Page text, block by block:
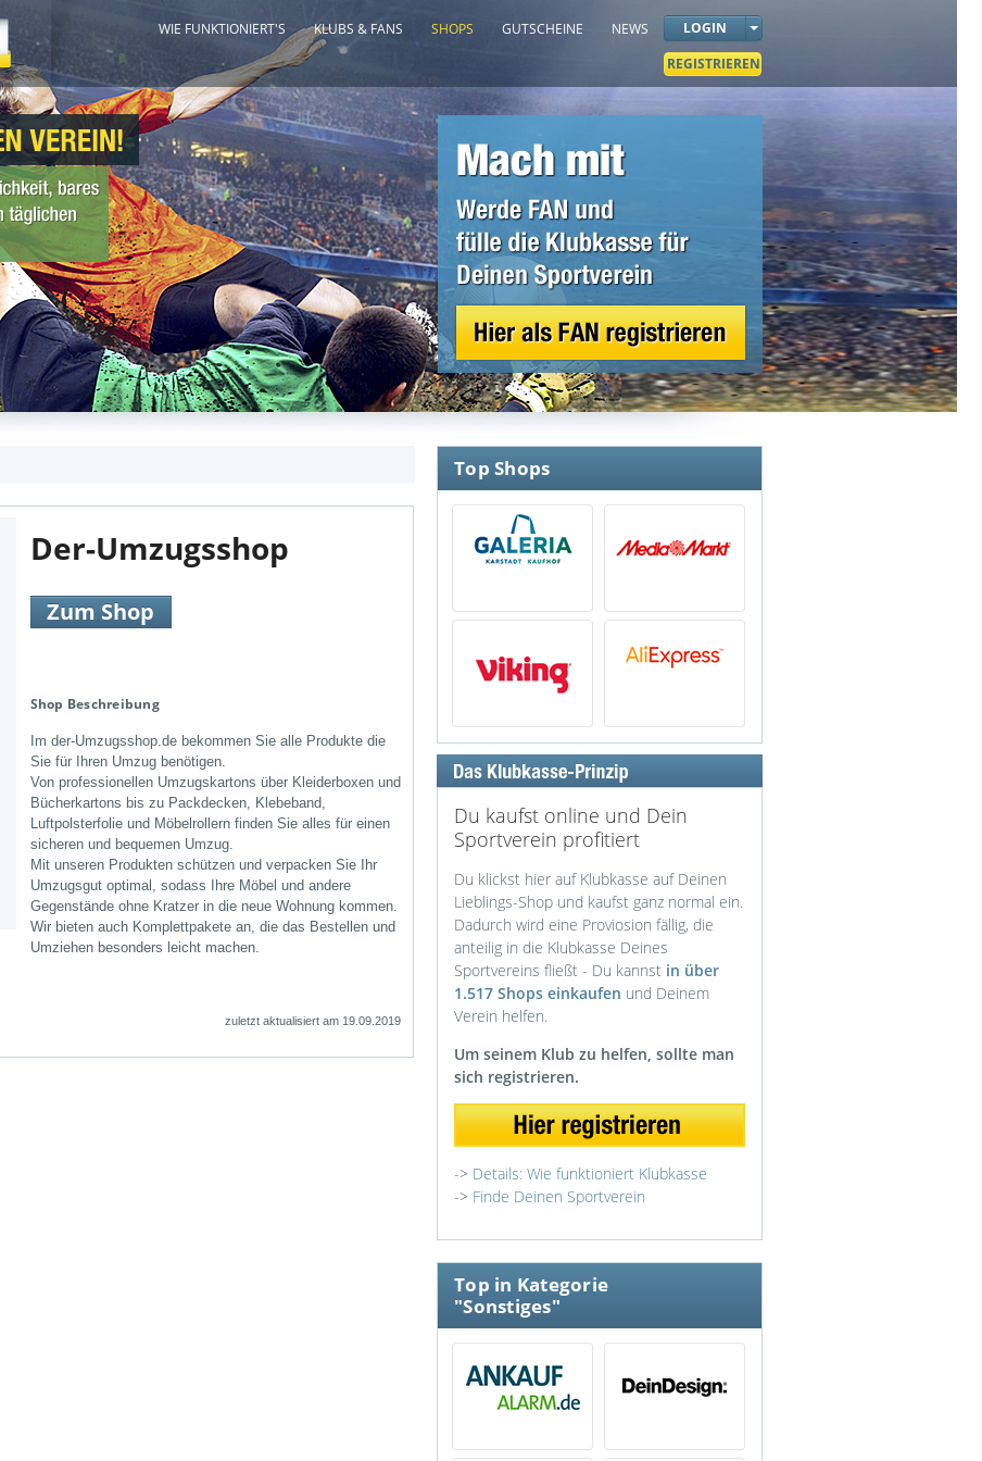
WIE FUNKTIONIERT'S KLUBS & FANS SHOPS GUTSCHEINE NEWS
LOGIN
REGISTRIEREN
Der-Umzugsshop
Zum Shop
Shop Beschreibung
Im der-Umzugsshop.de bekommen Sie alle Produkte die
Sie für Ihren Umzug benötigen.
Von professionellen Umzugskartons über Kleiderboxen und
Bücherkartons bis zu Packdecken, Klebeband,
Luftpolsterfolie und Möbelrollern finden Sie alles für einen
sicheren und bequemen Umzug.
Mit unseren Produkten schützen und verpacken Sie Ihr
Umzugsgut optimal, sodass Ihre Möbel und andere
Gegenstände ohne Kratzer in die neue Wohnung kommen.
Wir bieten auch Komplettpakete an, die das Bestellen und
Umziehen besonders leicht machen.
zuletzt aktualisiert am 19.09.2019
Top Shops
Du kaufst online und Dein
Sportverein profitiert
Du klickst hier auf Klubkasse auf Deinen
Lieblings-Shop und kaufst ganz normal ein.
Dadurch wird eine Proviosion fällig, die
anteilig in die Klubkasse Deines
Sportvereins fließt - Du kannst in über
1.517 Shops einkaufen und Deinem
Verein helfen.
Um seinem Klub zu helfen, sollte man
sich registrieren.
-> Details: Wie funktioniert Klubkasse
-> Finde Deinen Sportverein
Top in Kategorie
"Sonstiges"